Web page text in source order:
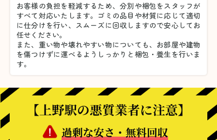
お客様の負担を軽減するため、分別や梱包をスタッフが
すべて対応いたします。 ゴミの品目や材質に応じて適切
に仕分けを行い、スムーズに回収しますので安心してお
任せください。
また、重い物や壊れやすい物についても、お部屋や建物
を傷つけずに運べるようしっかりと梱包・養生を行いま
す。
【上野駅の悪質業者に注意】
過剰な安さ・無料回収